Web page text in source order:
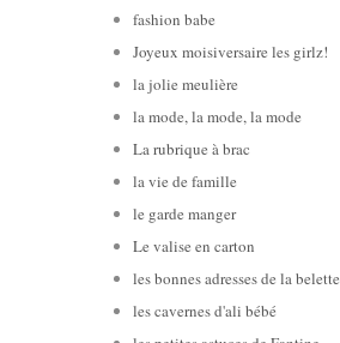
fashion babe
Joyeux moisiversaire les girlz!
la jolie meulière
la mode, la mode, la mode
La rubrique à brac
la vie de famille
le garde manger
Le valise en carton
les bonnes adresses de la belette
les cavernes d'ali bébé